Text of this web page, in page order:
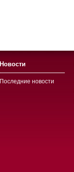
Новости
Последние новости